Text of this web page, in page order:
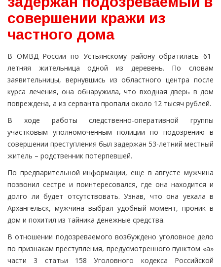
совершении кражи из
частного дома
В ОМВД России по Устьянскому району обратилась 61-
летняя жительница одной из деревень. По словам
заявительницы, вернувшись из областного центра после
курса лечения, она обнаружила, что входная дверь в дом
повреждена, а из серванта пропали около 12 тысяч рублей.
В ходе работы следственно-оперативной группы
участковым уполномоченным полиции по подозрению в
совершении преступления был задержан 53-летний местный
житель – родственник потерпевшей.
По предварительной информации, еще в августе мужчина
позвонил сестре и поинтересовался, где она находится и
долго ли будет отсутствовать. Узнав, что она уехала в
Архангельск, мужчина выбрал удобный момент, проник в
дом и похитил из тайника денежные средства.
В отношении подозреваемого возбуждено уголовное дело
по признакам преступления, предусмотренного пунктом «а»
части 3 статьи 158 Уголовного кодекса Российской